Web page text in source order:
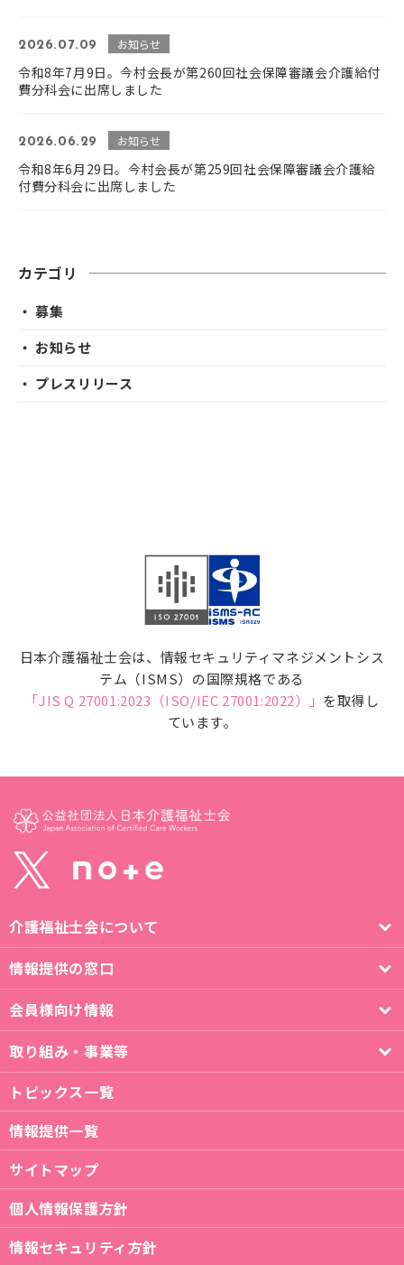
2026.07.09 お知らせ
令和8年7月9日。今村会長が第260回社会保障審議会介護給付
費分科会に出席しました
2026.06.29 お知らせ
令和8年6月29日。今村会長が第259回社会保障審議会介護給
付費分科会に出席しました
カテゴリ
・ 募集
・ お知らせ
・ プレスリリース
日本介護福祉士会は、情報セキュリティマネジメントシス
テム（ISMS）の国際規格である
「JIS Q 27001:2023（ISO/IEC 27001:2022）」 を取得し
ています。
介護福祉士会について
情報提供の窓口
会員様向け情報
取り組み・事業等
トピックス一覧
情報提供一覧
サイトマップ
個人情報保護方針
情報セキュリティ方針